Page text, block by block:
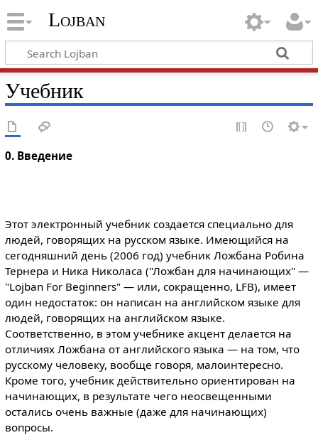
Lojban
Учебник
0. Введение
Этот электронный учебник создается специально для
людей, говорящих на русском языке. Имеющийся на
сегодняшний день (2006 год) учебник Ложбана Робина
Тернера и Ника Николаса ("Ложбан для начинающих" —
"Lojban For Beginners" — или, сокращенно, LFB), имеет
один недостаток: он написан на английском языке для
людей, говорящих на английском языке.
Соответственно, в этом учебнике акцент делается на
отличиях Ложбана от английского языка — на том, что
русскому человеку, вообще говоря, малоинтересно.
Кроме того, учебник действительно ориентирован на
начинающих, в результате чего неосвещенными
остались очень важные (даже для начинающих)
вопросы.